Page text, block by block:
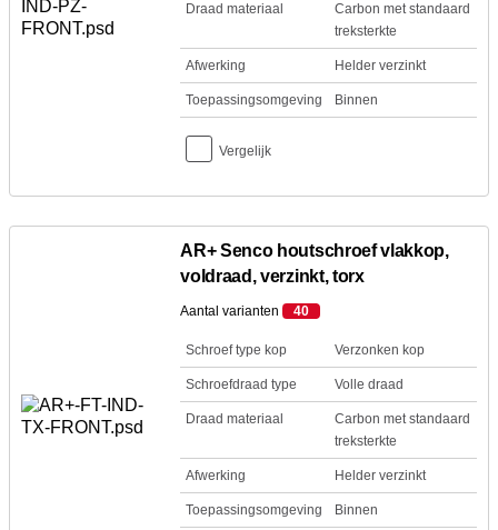
Draad materiaal
Carbon met standaard
treksterkte
Afwerking Helder verzinkt
Toepassingsomgeving Binnen
Vergelijk
AR+ Senco houtschroef vlakkop,
voldraad, verzinkt, torx
Aantal varianten 40
Schroef type kop Verzonken kop
Schroefdraad type Volle draad
Draad materiaal
Carbon met standaard
treksterkte
Afwerking Helder verzinkt
Toepassingsomgeving Binnen